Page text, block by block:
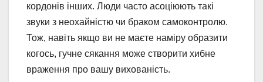
кордонів інших. Люди часто асоціюють такі
звуки з неохайністю чи браком самоконтролю.
Тож, навіть якщо ви не маєте наміру образити
когось, гучне сякання може створити хибне
враження про вашу вихованість.